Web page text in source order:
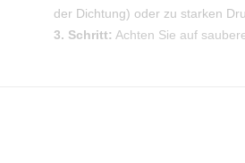
der Dichtung) oder zu starken
3. Schritt: Achten Sie auf